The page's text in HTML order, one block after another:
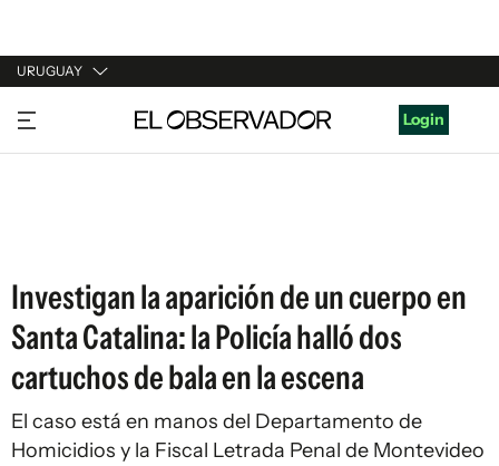
URUGUAY
URUGUAY
ARGENTINA
Login
Investigan la aparición de un cuerpo en
Santa Catalina: la Policía halló dos
cartuchos de bala en la escena
El caso está en manos del Departamento de
Homicidios y la Fiscal Letrada Penal de Montevideo